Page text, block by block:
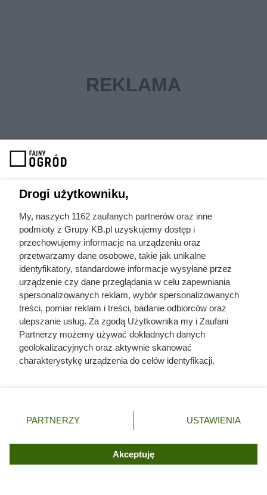
Czytaj także:
Córki Młynarskiego przerwały milczenie. „Żyliśmy
w strachu”
Zjadł 174 koty i rzucił się na nogę kolesia z
okrętu. Mroczny przypadek żołnierza z Polski
Ten szary złom jest dziś wart nawet 160 zł/kg.
Masz go mnóstwo w domu
Latem obsypuje się pachnącymi kwiatami
Drogi użytkowniku,
My, naszych 1162 zaufanych partnerów oraz inne
podmioty z Grupy KB.pl uzyskujemy dostęp i
przechowujemy informacje na urządzeniu oraz
przetwarzamy dane osobowe, takie jak unikalne
identyfikatory, standardowe informacje wysyłane przez
urządzenie czy dane przeglądania w celu zapewniania
spersonalizowanych reklam, wybór spersonalizowanych
treści, pomiar reklam i treści, badanie odbiorców oraz
ulepszanie usług. Za zgodą Użytkownika my i Zaufani
Partnerzy możemy używać dokładnych danych
geolokalizacyjnych oraz aktywnie skanować
charakterystykę urządzenia do celów identyfikacji.
zmienić/wycofać klikając przycisk ustawień prywatności
znajdujący się w lewym dolnym rogu strony. Niektóre
użytkownika, ale masz prawo sprzeciwić się takiemu
przetwarzaniu. Preferencje będą miały zastosowania tylko
PARTNERZY USTAWIENIA
Akceptuję